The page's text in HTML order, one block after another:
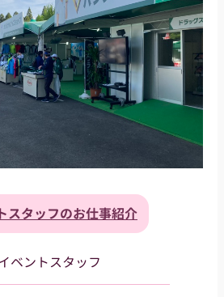
スタッフのお仕事紹介
ベントスタッフ